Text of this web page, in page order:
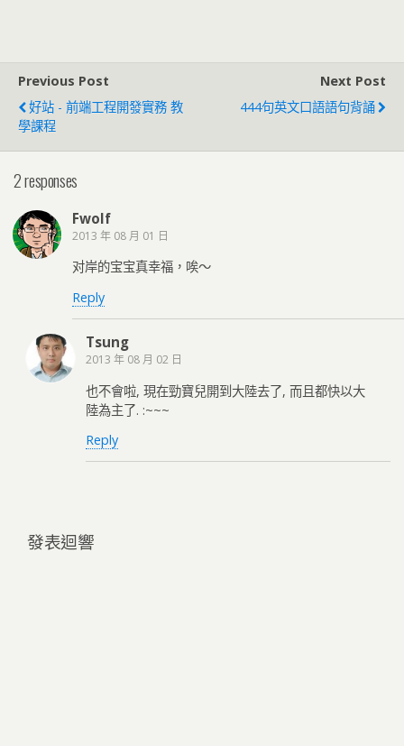
Previous Post
好站 - 前端工程開發實務 教
學課程
Next Post
444句英文口語語句背誦
2 responses
Fwolf
2013 年 08 月 01 日
对岸的宝宝真幸福，唉～
Reply
Tsung
2013 年 08 月 02 日
也不會啦, 現在勁寶兒開到大陸去了, 而且都快以大
陸為主了. :~~~
Reply
發表迴響